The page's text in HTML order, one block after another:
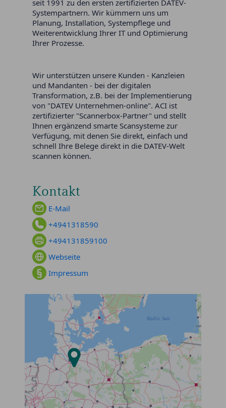
seit 1991 zu den ersten zertifizierten DATEV-
Systempartnern. Wir kümmern uns um
Planung, Installation, Systempflege und
Weiterentwicklung Ihrer IT und Optimierung
Ihrer Prozesse.
Wir unterstützen unsere Kunden - Kanzleien
und Mandanten - bei der digitalen
Transformation, z.B. bei der Implementierung
von "DATEV Unternehmen-online". ACI ist
zertifizierter "Scannerbox-Partner" und stellt
Ihnen ergänzend smarte Scansysteme zur
Verfügung, mit denen Sie direkt, einfach und
schnell Ihre Belege direkt in die DATEV-Welt
scannen können.
Kontakt
E-Mail
+4941318590
+494131859100
Webseite
Impressum